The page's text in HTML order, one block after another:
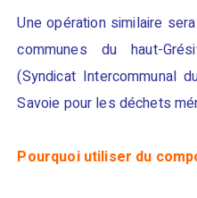
Une opération similaire
communes du haut-
(Syndicat Intercommunal
Savoie pour les déchets
Pourquoi utiliser du